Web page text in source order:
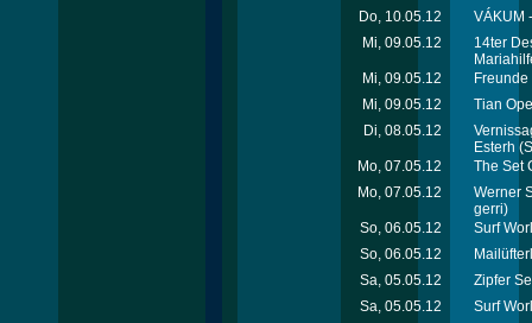
Do, 10.05.12
VÁKUM
Mi, 09.05.12
14ter
Mi, 09.05.12
Mi, 09.05.12
Tian
Di, 08.05.12
Esterh
Mo, 07.05.12
The Set
Mo, 07.05.12
Werner
gerri)
So, 06.05.12
Surf
So, 06.05.12
Sa, 05.05.12
Zipfer
Sa, 05.05.12
Surf